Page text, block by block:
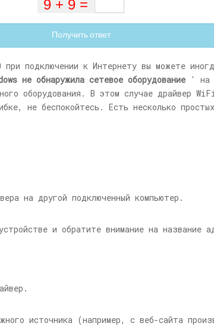
Получить ответ
подключении к Интернету вы можете
не обнаружила сетевое оборудование ' на
оборудования. В этом случае драйвер
не беспокойтесь. Есть несколько
на другой подключенный компьютер.
и обратите внимание на название
источника (например, с веб-сайта